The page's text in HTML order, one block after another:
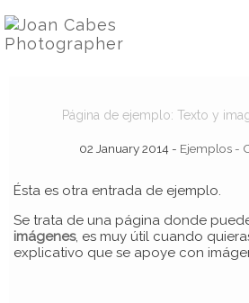
Página de ejemplo: Texto y
02 January 2014 - Ejemplos -
Ésta es otra entrada de ejemplo.
Se trata de una página donde
imágenes, es muy útil cuando
explicativo que se apoye con